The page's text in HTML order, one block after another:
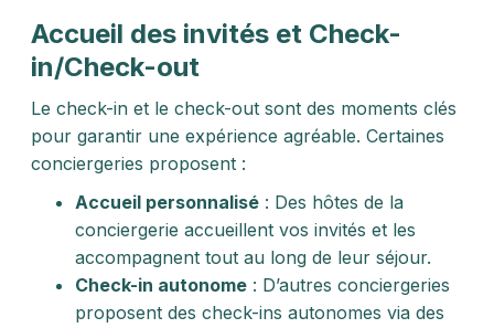
Accueil des invités et Check-
in/Check-out
Le check-in et le check-out sont des moments clés
pour garantir une expérience agréable. Certaines
conciergeries proposent :
Accueil personnalisé : Des hôtes de la
conciergerie accueillent vos invités et les
accompagnent tout au long de leur séjour.
Check-in autonome : D’autres conciergeries
proposent des check-ins autonomes via des